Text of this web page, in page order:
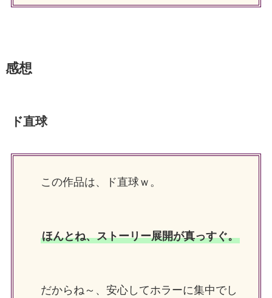
感想
ド直球
この作品は、ド直球ｗ。
ほんとね、ストーリー展開が真っすぐ。
だからね～、安心してホラーに集中でし